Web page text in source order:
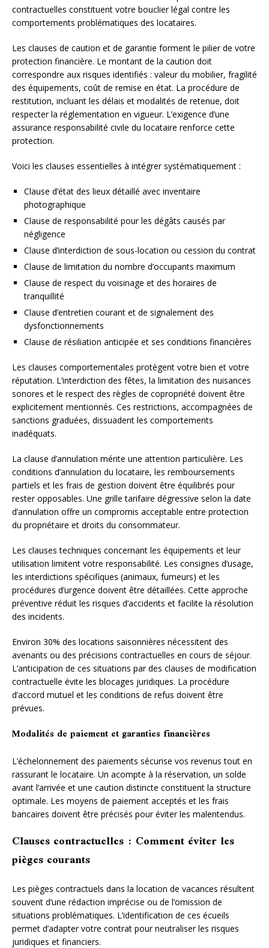
contractuelles constituent votre bouclier légal contre les
comportements problématiques des locataires.
Les clauses de caution et de garantie forment le pilier de votre
protection financière. Le montant de la caution doit
correspondre aux risques identifiés : valeur du mobilier, fragilité
des équipements, coût de remise en état. La procédure de
restitution, incluant les délais et modalités de retenue, doit
respecter la réglementation en vigueur. L’exigence d’une
assurance responsabilité civile du locataire renforce cette
protection.
Voici les clauses essentielles à intégrer systématiquement :
Clause d’état des lieux détaillé avec inventaire
photographique
Clause de responsabilité pour les dégâts causés par
négligence
Clause d’interdiction de sous-location ou cession du contrat
Clause de limitation du nombre d’occupants maximum
Clause de respect du voisinage et des horaires de
tranquillité
Clause d’entretien courant et de signalement des
dysfonctionnements
Clause de résiliation anticipée et ses conditions financières
Les clauses comportementales protègent votre bien et votre
réputation. L’interdiction des fêtes, la limitation des nuisances
sonores et le respect des règles de copropriété doivent être
explicitement mentionnés. Ces restrictions, accompagnées de
sanctions graduées, dissuadent les comportements
inadéquats.
La clause d’annulation mérite une attention particulière. Les
conditions d’annulation du locataire, les remboursements
partiels et les frais de gestion doivent être équilibrés pour
rester opposables. Une grille tarifaire dégressive selon la date
d’annulation offre un compromis acceptable entre protection
du propriétaire et droits du consommateur.
Les clauses techniques concernant les équipements et leur
utilisation limitent votre responsabilité. Les consignes d’usage,
les interdictions spécifiques (animaux, fumeurs) et les
procédures d’urgence doivent être détaillées. Cette approche
préventive réduit les risques d’accidents et facilite la résolution
des incidents.
Environ 30% des locations saisonnières nécessitent des
avenants ou des précisions contractuelles en cours de séjour.
L’anticipation de ces situations par des clauses de modification
contractuelle évite les blocages juridiques. La procédure
d’accord mutuel et les conditions de refus doivent être
prévues.
Modalités de paiement et garanties financières
L’échelonnement des paiements sécurise vos revenus tout en
rassurant le locataire. Un acompte à la réservation, un solde
avant l’arrivée et une caution distincte constituent la structure
optimale. Les moyens de paiement acceptés et les frais
bancaires doivent être précisés pour éviter les malentendus.
Clauses contractuelles : Comment éviter les
pièges courants
Les pièges contractuels dans la location de vacances résultent
souvent d’une rédaction imprécise ou de l’omission de
situations problématiques. L’identification de ces écueils
permet d’adapter votre contrat pour neutraliser les risques
juridiques et financiers.